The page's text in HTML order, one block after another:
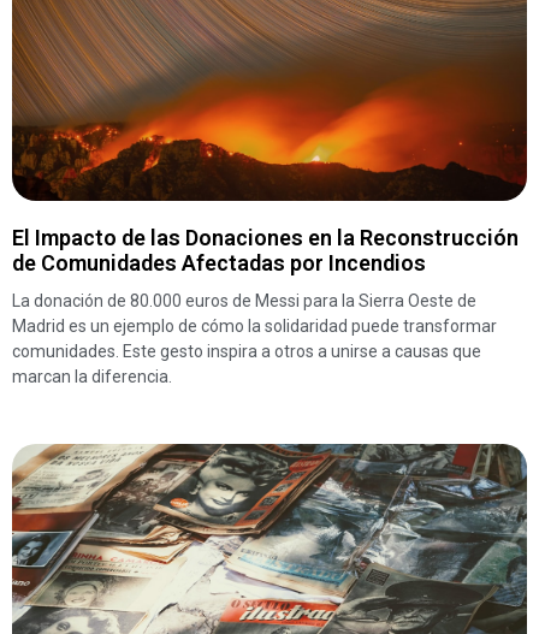
El Impacto de las Donaciones en la Reconstrucción
de Comunidades Afectadas por Incendios
La donación de 80.000 euros de Messi para la Sierra Oeste de
Madrid es un ejemplo de cómo la solidaridad puede transformar
comunidades. Este gesto inspira a otros a unirse a causas que
marcan la diferencia.